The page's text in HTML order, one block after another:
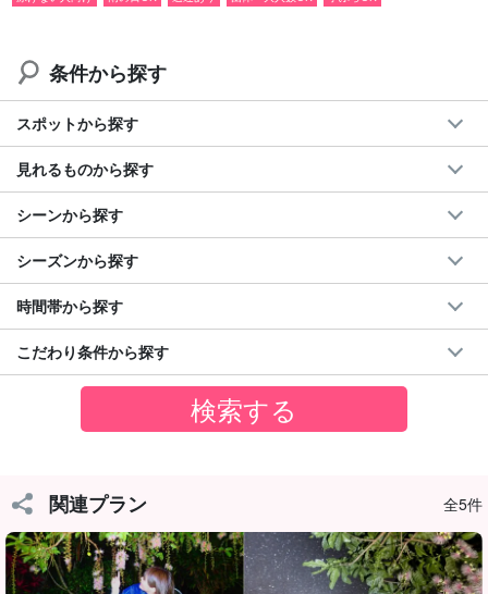
一夜限りの花「サガリバナ」がつくる
サガリバナは夜に咲き、朝には散ってしまうとても儚い花。川を
花言葉は「幸運が訪れる」。この時期だけの特別な景色を、静か
な早朝にじっくり味わえます。
条件から探す
スポットから探す
見れるものから探す
シーンから探す
シーズンから探す
時間帯から探す
こだわり条件から探す
関連プラン 全5件